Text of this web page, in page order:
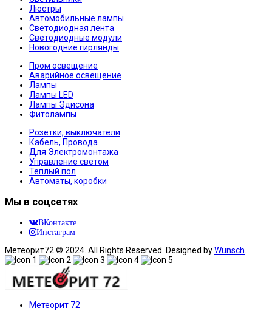
Люстры
Автомобильные лампы
Светодиодная лента
Светодиодные модули
Новогодние гирлянды
Пром освещение
Аварийное освещение
Лампы
Лампы LED
Лампы Эдисона
Фитолампы
Розетки, выключатели
Кабель, Провода
Для Электромонтажа
Управление светом
Теплый пол
Автоматы, коробки
Мы в соцсетях
ВКонтакте
Инстаграм
Метеорит72 © 2024. All Rights Reserved. Designed byWunsch
Метеорит 72